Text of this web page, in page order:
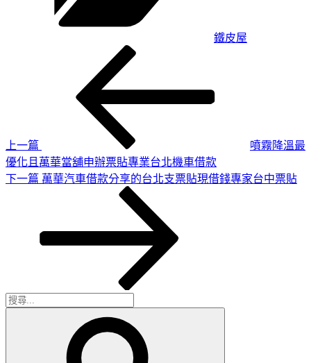
鐵皮屋
上一篇
噴霧降溫最
優化且萬華當舖申辦票貼專業台北機車借款
下
下一篇 萬華汽車借款分享的台北支票貼現借錢專家台中票貼
搜